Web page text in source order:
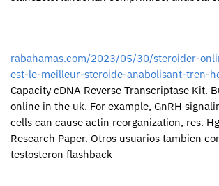
rabahamas.com/2023/05/30/steroider-
est-le-meilleur-steroide-anabolisant-tren-
Capacity cDNA Reverse Transcriptase Kit.
online in the uk. For example, GnRH
cells can cause actin reorganization, res.
Research Paper. Otros usuarios tambien
testosteron flashback